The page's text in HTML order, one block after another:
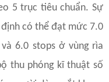
5 trục tiêu chuẩn. Sự
có thể đạt mức 7.0
6.0 stops ở vùng rìa
thu phóng kĩ thuật số